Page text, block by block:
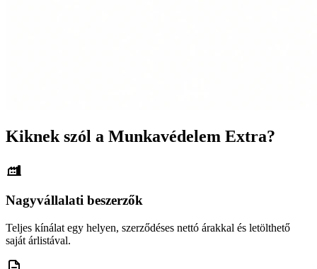
Kiknek szól a Munkavédelem Extra?
Nagyvállalati beszerzők
Teljes kínálat egy helyen, szerződéses nettó árakkal és letölthető
saját árlistával.